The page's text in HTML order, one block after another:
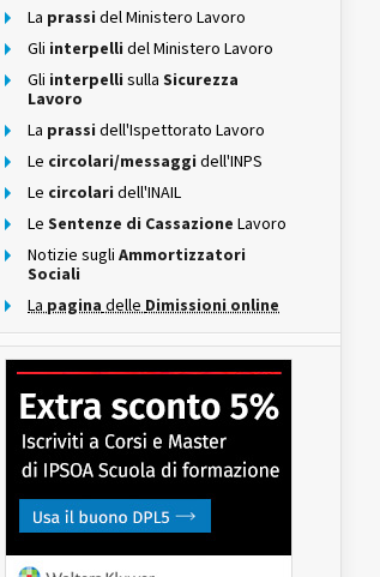
La prassi del Ministero Lavoro
Gli interpelli del Ministero Lavoro
Gli interpelli sulla Sicurezza
Lavoro
La prassi dell'Ispettorato Lavoro
Le circolari/messaggi dell'INPS
Le circolari dell'INAIL
Le Sentenze di Cassazione Lavoro
Notizie sugli Ammortizzatori
Sociali
La pagina delle Dimissioni online